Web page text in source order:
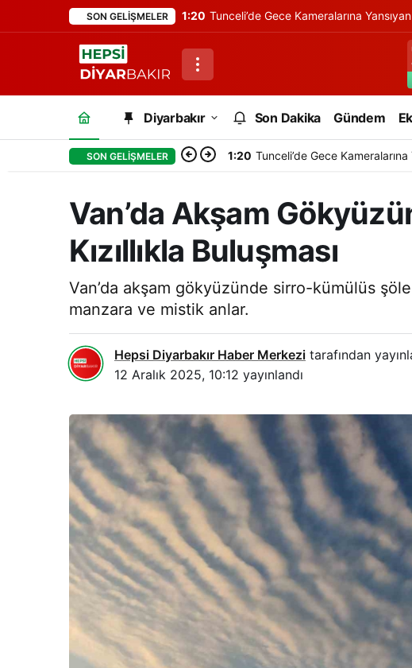
SON GELIŞMELER 1:20 Tunceli’de Gece Kameralarına
Diyarbakır Son Dakika Gündem
SON GELIŞMELER 1:20 Tunceli’de Gece
Van’da Akşam
Kızıllıkla Buluşması
Van’da akşam gökyüzünde sirro-kümülüs
manzara ve mistik anlar.
Hepsi Diyarbakır Haber Merkezi tarafından
12 Aralık 2025, 10:12 yayınlandı